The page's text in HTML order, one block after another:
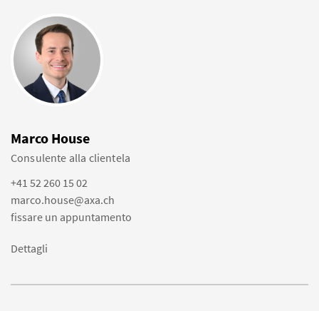
Marco House
Consulente alla clientela
+41 52 260 15 02
marco.house@axa.ch
fissare un appuntamento
Dettagli